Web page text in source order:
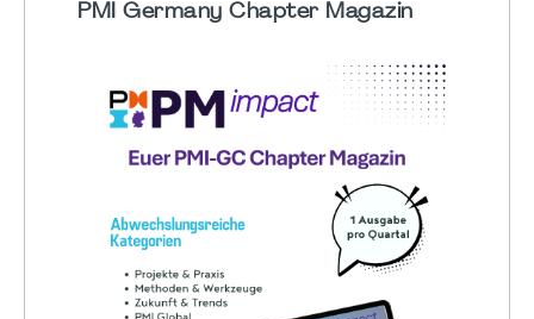
PMI Germany Chapter Magazin